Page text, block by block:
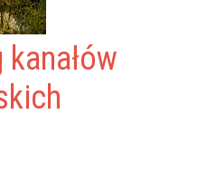
kanałów